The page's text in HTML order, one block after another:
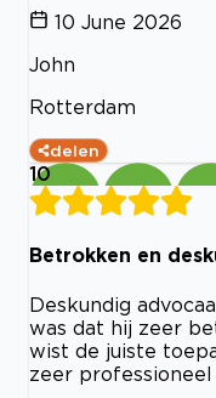
10 June 2026
John
Rotterdam
delen
10
Betrokken en
Deskundig
was dat hij zeer
wist de juiste
zeer